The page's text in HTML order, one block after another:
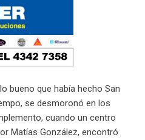
bueno que había hecho San
se desmoronó en los
cuando un centro
Matías González, encontró